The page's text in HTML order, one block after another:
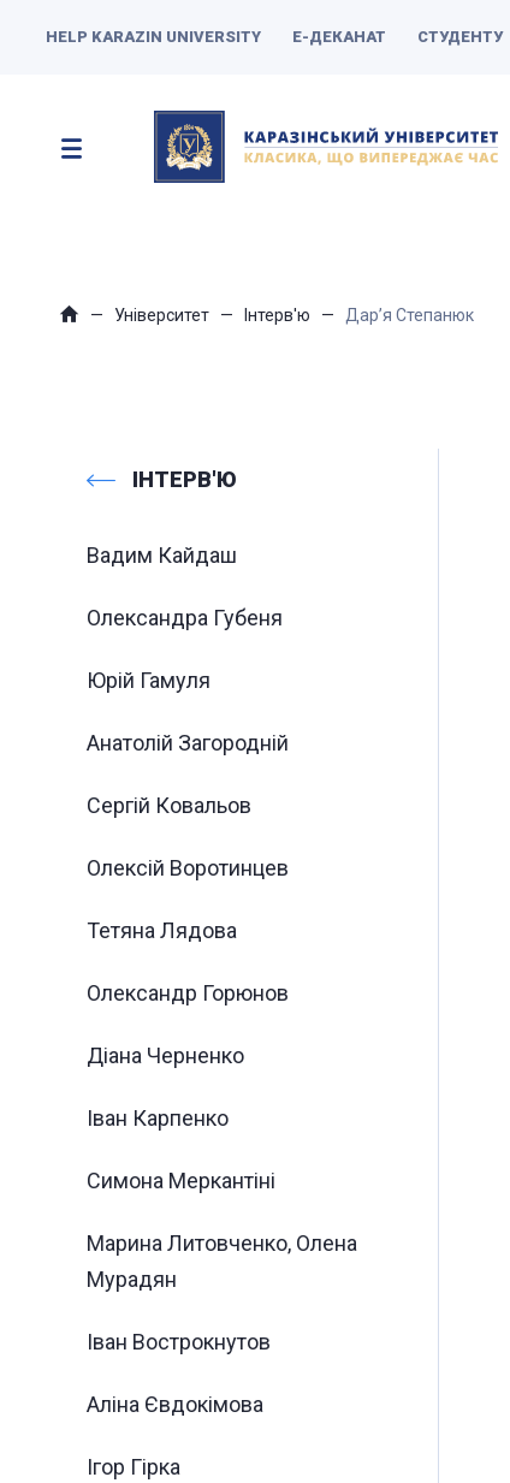
HELP KARAZIN UNIVERSITY Е-ДЕКАНАТ СТУДЕНТУ
Університет Інтерв'ю Дар’я Степанюк
ІНТЕРВ'Ю
Вадим Кайдаш
Олександра Губеня
Юрій Гамуля
Анатолій Загородній
Сергій Ковальов
Олексій Воротинцев
Тетяна Лядова
Олександр Горюнов
Діана Черненко
Іван Карпенко
Симона Меркантіні ⠀
Марина Литовченко, Олена
Мурадян
Іван Вострокнутов
Аліна Євдокімова
Ігор Гірка